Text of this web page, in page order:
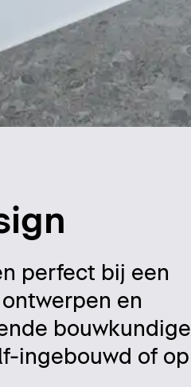
perfect bij een
en
bouwkundige
ingebouwd of op